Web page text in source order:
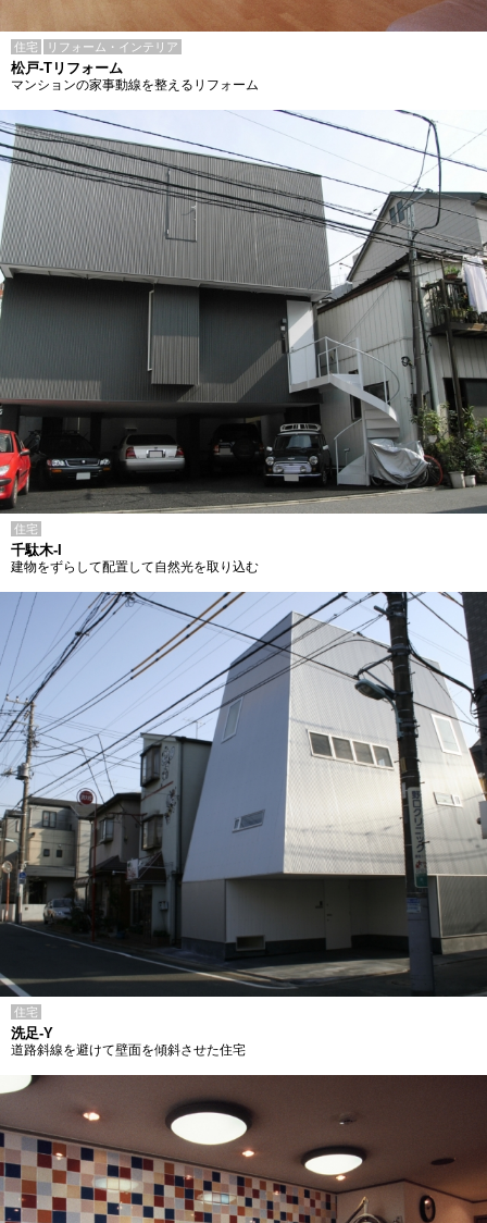
住宅 リフォーム・インテリア
松戸-Tリフォーム
マンションの家事動線を整えるリフォーム
住宅
千駄木-I
建物をずらして配置して自然光を取り込む
住宅
洗足-Y
道路斜線を避けて壁面を傾斜させた住宅